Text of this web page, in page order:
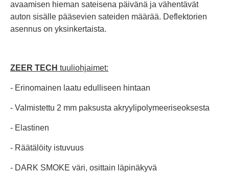
avaamisen hieman sateisena päivänä ja vähentävät
auton sisälle pääsevien sateiden määrää. Deflektorien
asennus on yksinkertaista.
ZEER TECH tuuliohjaimet:
- Erinomainen laatu edulliseen hintaan
- Valmistettu 2 mm paksusta akryylipolymeeriseoksesta
- Elastinen
- Räätälöity istuvuus
- DARK SMOKE väri, osittain läpinäkyvä